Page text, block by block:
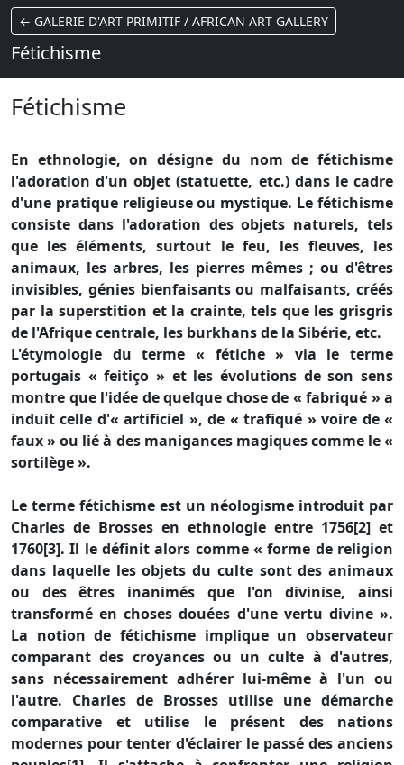
← GALERIE D'ART PRIMITIF / AFRICAN ART GALLERY
Fétichisme
Fétichisme
En ethnologie, on désigne du nom de fétichisme
l'adoration d'un objet (statuette, etc.) dans le cadre
d'une pratique religieuse ou mystique. Le fétichisme
consiste dans l'adoration des objets naturels, tels
que les éléments, surtout le feu, les fleuves, les
animaux, les arbres, les pierres mêmes ; ou d'êtres
invisibles, génies bienfaisants ou malfaisants, créés
par la superstition et la crainte, tels que les grisgris
de l'Afrique centrale, les burkhans de la Sibérie, etc.
L'étymologie du terme « fétiche » via le terme
portugais « feitiço » et les évolutions de son sens
montre que l'idée de quelque chose de « fabriqué » a
induit celle d'« artificiel », de « trafiqué » voire de «
faux » ou lié à des manigances magiques comme le «
sortilège ».
Le terme fétichisme est un néologisme introduit par
Charles de Brosses en ethnologie entre 1756[2] et
1760[3]. Il le définit alors comme « forme de religion
dans laquelle les objets du culte sont des animaux
ou des êtres inanimés que l'on divinise, ainsi
transformé en choses douées d'une vertu divine ».
La notion de fétichisme implique un observateur
comparant des croyances ou un culte à d'autres,
sans nécessairement adhérer lui-même à l'un ou
l'autre. Charles de Brosses utilise une démarche
comparative et utilise le présent des nations
modernes pour tenter d'éclairer le passé des anciens